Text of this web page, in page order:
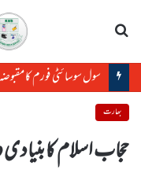
بھارت
حجاب اسلام کا